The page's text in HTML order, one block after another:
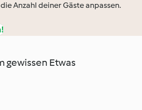
Anzahl deiner Gäste anpassen.
gewissen Etwas